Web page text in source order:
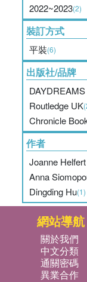
2022~2023(2)
裝訂方式
平裝(6)
出版社/品牌
Routledge UK
Chronicle
作者
Joanne
Anna
Dingding Hu(1)
網站導
關於我們
中文分類
通關密碼
異業合作